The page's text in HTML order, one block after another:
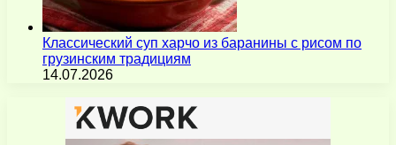
Классический суп харчо из баранины с рисом по
грузинским традициям
14.07.2026